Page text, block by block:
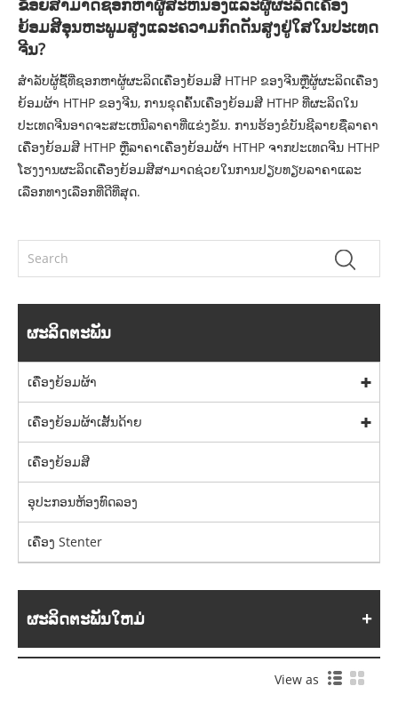
ຍ້ອມສີອຸນຫະພູມສູງແລະຄວາມກົດດັນສູງຢູ່ໃສໃນປະເທດ
ຈີນ?
ສໍາລັບຜູ້ຊື້ທີ່ຊອກຫາຜູ້ຜະລິດເຄື່ອງຍ້ອມສີ HTHP ຂອງຈີນຫຼືຜູ້ຜະລິດເຄື່ອງ
ຍ້ອມຜ້າ HTHP ຂອງຈີນ, ການຂຸດຄົ້ນເຄື່ອງຍ້ອມສີ HTHP ທີ່ຜະລິດໃນ
ປະເທດຈີນອາດຈະສະເຫນີລາຄາທີ່ແຂ່ງຂັນ. ການຮ້ອງຂໍບັນຊີລາຍຊື່ລາຄາ
ເຄື່ອງຍ້ອມສີ HTHP ຫຼືລາຄາເຄື່ອງຍ້ອມຜ້າ HTHP ຈາກປະເທດຈີນ HTHP
ໂຮງງານຜະລິດເຄື່ອງຍ້ອມສີສາມາດຊ່ວຍໃນການປຽບທຽບລາຄາແລະ
ເລືອກທາງເລືອກທີ່ດີທີ່ສຸດ.
ຜະລິດຕະພັນ
ເຄື່ອງຍ້ອມຜ້າ
ເຄື່ອງຍ້ອມຜ້າເສັ້ນດ້າຍ
ເຄື່ອງຍ້ອມສີ
ອຸປະກອນຫ້ອງທົດລອງ
ເຄື່ອງ Stenter
ຜະລິດຕະພັນໃຫມ່
View as